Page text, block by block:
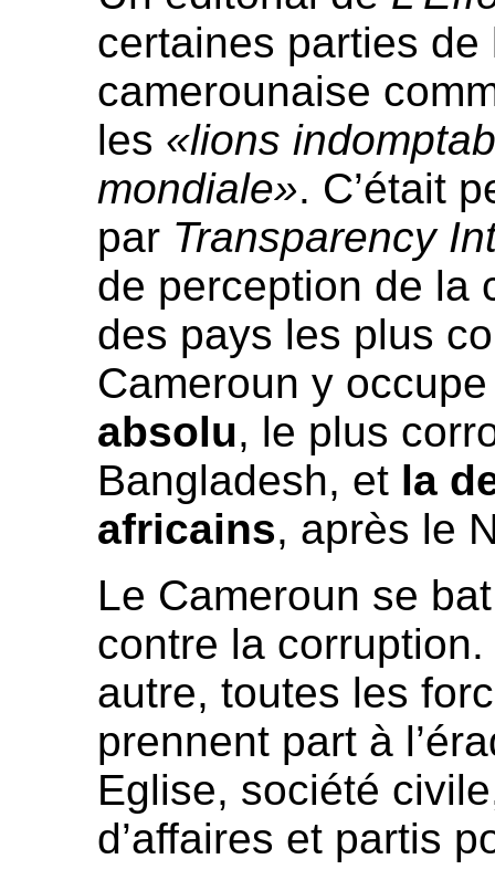
certaines parties de
camerounaise
les «lions
mondiale». C’était
par Transparency
de perception de la
des pays les plus
Cameroun y
absolu, le plus
Bangladesh, et la
africains, après le
Le Cameroun se
contre la corruption.
autre, toutes les
prennent part à
Eglise, société
d’affaires et partis